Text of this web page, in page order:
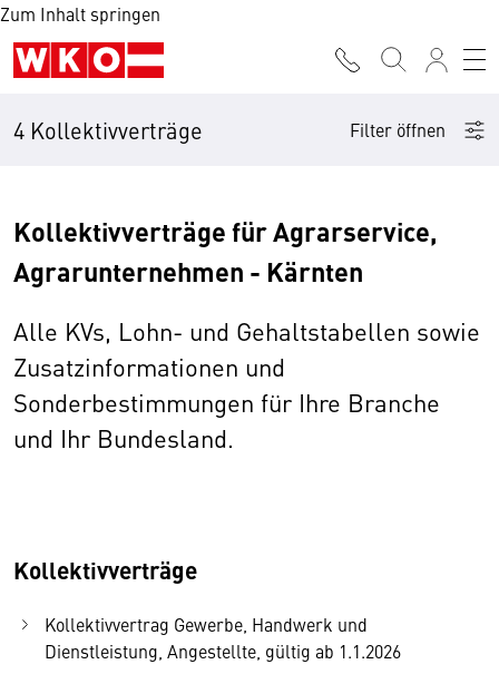
Zum Inhalt springen
4 Kollektivverträge Filter öffnen
Kollektivverträge für Agrarservice,
Agrarunternehmen - Kärnten
Alle KVs, Lohn- und Gehaltstabellen sowie
Zusatzinformationen und
Sonderbestimmungen für Ihre Branche
und Ihr Bundesland.
Kollektivverträge
Kollektivvertrag Gewerbe, Handwerk und
Dienstleistung, Angestellte, gültig ab 1.1.2026